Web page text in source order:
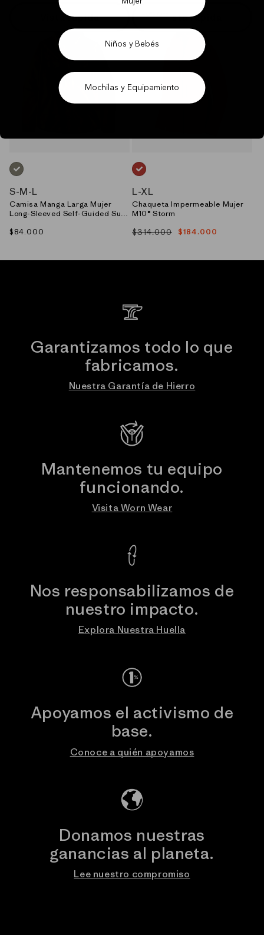
rating
Vista rápida
VERDE_(RVGN)
S-M-L
Camisa Manga Larga Mujer
Long-Sleeved Self-Guided Sun
Precio
$84.000
Vista rápida
ROJO_(MADR)
L-XL
Chaqueta Impermeable Mujer
M10® Storm
Precio
$314.000
Precio
$184.000
Garantizamos todo lo que
fabricamos.
Nuestra Garantía de Hierro
Mantenemos tu equipo
funcionando.
Visita Worn Wear
Nos responsabilizamos de
nuestro impacto.
Explora Nuestra Huella
Apoyamos el activismo de
base.
Conoce a quién apoyamos
Donamos nuestras
ganancias al planeta.
Lee nuestro compromiso
Niños y Bebés
Mochilas y Equipamiento